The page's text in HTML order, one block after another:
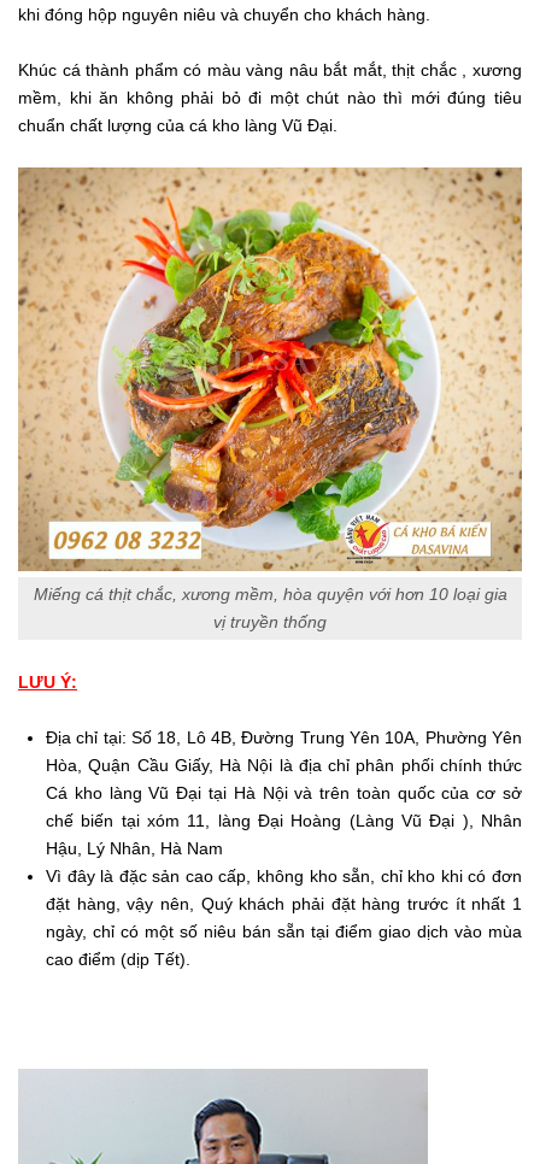
khi đóng hộp nguyên niêu và chuyển cho khách hàng.
Khúc cá thành phẩm có màu vàng nâu bắt mắt, thịt chắc , xương
mềm, khi ăn không phải bỏ đi một chút nào thì mới đúng tiêu
chuẩn chất lượng của cá kho làng Vũ Đại.
Miếng cá thịt chắc, xương mềm, hòa quyện với hơn 10 loại gia
vị truyền thống
LƯU Ý:
Địa chỉ tại: Số 18, Lô 4B, Đường Trung Yên 10A, Phường Yên
Hòa, Quận Cầu Giấy, Hà Nội là địa chỉ phân phối chính thức
Cá kho làng Vũ Đại tại Hà Nội và trên toàn quốc của cơ sở
chế biến tại xóm 11, làng Đại Hoàng (Làng Vũ Đại ), Nhân
Hậu, Lý Nhân, Hà Nam
Vì đây là đặc sản cao cấp, không kho sẵn, chỉ kho khi có đơn
đặt hàng, vậy nên, Quý khách phải đặt hàng trước ít nhất 1
ngày, chỉ có một số niêu bán sẵn tại điểm giao dịch vào mùa
cao điểm (dịp Tết).